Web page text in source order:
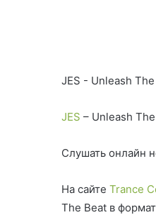
JES - Unleash
JES – Unleash
Слушать онлайн
На сайте Trance
The Beat в